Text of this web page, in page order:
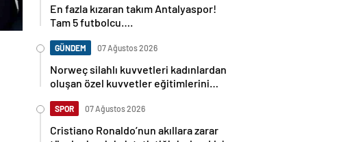
En fazla kızaran takım Antalyaspor!
Tam 5 futbolcu….
GÜNDEM 07 Ağustos 2026
Norweç silahlı kuvvetleri kadınlardan
oluşan özel kuvvetler eğitimlerini
SPOR 07 Ağustos 2026
Cristiano Ronaldo’nun akıllara zarar